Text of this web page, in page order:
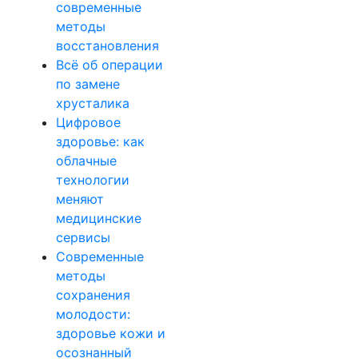
современные
методы
восстановления
Всё об операции
по замене
хрусталика
Цифровое
здоровье: как
облачные
технологии
меняют
медицинские
сервисы
Современные
методы
сохранения
молодости:
здоровье кожи и
осознанный